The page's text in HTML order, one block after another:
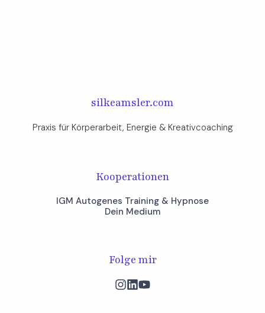
silkeamsler.com
Praxis für Körperarbeit, Energie & Kreativcoaching​
Kooperationen
IGM Autogenes Training & Hypnose
Dein Medium
Folge mir